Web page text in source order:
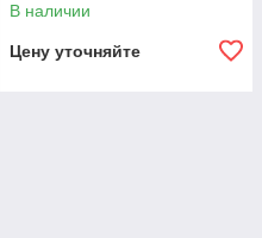
В наличии
Цену уточняйте